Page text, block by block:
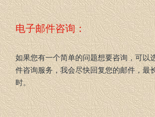
电子邮件咨询：
如果您有一个简单的问题想要咨询，可以
件咨询服务，我会尽快回复您的邮件，最
时。